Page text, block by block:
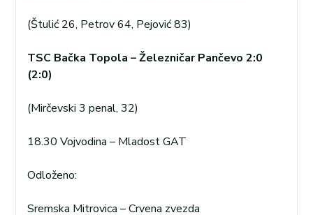
(Štulić 26, Petrov 64, Pejović 83)
TSC Bačka Topola – Železničar Pančevo 2:0
(2:0)
(Mirčevski 3 penal, 32)
18.30 Vojvodina – Mladost GAT
Odloženo:
Sremska Mitrovica – Crvena zvezda